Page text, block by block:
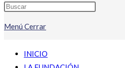
Menú Cerrar
INICIO